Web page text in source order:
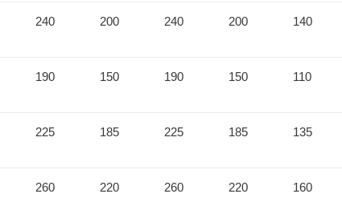
240 200 240 200 140
190 150 190 150 110
225 185 225 185 135
260 220 260 220 160